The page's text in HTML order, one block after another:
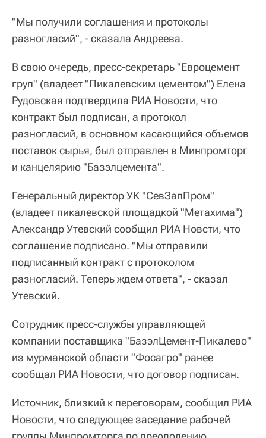
"Мы получили соглашения и протоколы
разногласий", - сказала Андреева.
В свою очередь, пресс-секретарь "Евроцемент
груп" (владеет "Пикалевским цементом") Елена
Рудовская подтвердила РИА Новости, что
контракт был подписан, а протокол
разногласий, в основном касающийся объемов
поставок сырья, был отправлен в Минпромторг
и канцелярию "Базэлцемента".
Генеральный директор УК "СевЗапПром"
(владеет пикалевской площадкой "Метахима")
Александр Утевский сообщил РИА Новсти, что
соглашение подписано. "Мы отправили
подписанный контракт с протоколом
разногласий. Теперь ждем ответа", - сказал
Утевский.
Сотрудник пресс-службы управляющей
компании поставщика "БазэлЦемент-Пикалево"
из мурманской области "Фосагро" ранее
сообщал РИА Новости, что договор подписан.
Источник, близкий к переговорам, сообщил РИА
Новости, что следующее заседание рабочей